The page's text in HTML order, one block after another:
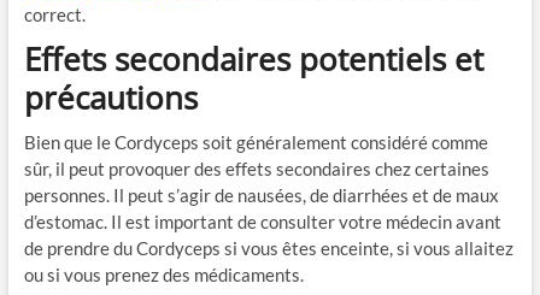
correct.
Effets secondaires potentiels et
précautions
Bien que le Cordyceps soit généralement considéré comme
sûr, il peut provoquer des effets secondaires chez certaines
personnes. Il peut s’agir de nausées, de diarrhées et de maux
d’estomac. Il est important de consulter votre médecin avant
de prendre du Cordyceps si vous êtes enceinte, si vous allaitez
ou si vous prenez des médicaments.